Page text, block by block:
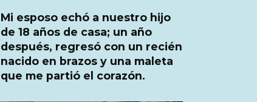
Mi esposo echó a nuestro hijo
de 18 años de casa; un año
después, regresó con un recién
nacido en brazos y una maleta
que me partió el corazón.